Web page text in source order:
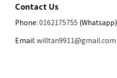
Contact Us
Phone: 0162175755 (Whatsapp)
Email: willtan9911@gmail.com